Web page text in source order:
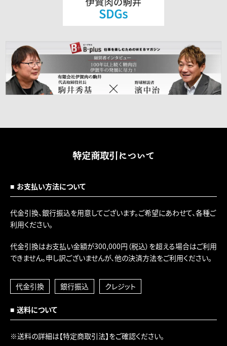
特定商取引について
お支払い方法について
代金引換、銀行振込を用意してございます。ご希望にあわせて、各種ご
利用ください。
代金引換はお支払い金額が300,000円（税込）を超える場合はご利用
できません。申し訳ございませんが、他の決済方法をご利用ください。
代金引換 銀行振込 クレジット
送料について
※送料の詳細は【特定商取引法】をご確認ください。